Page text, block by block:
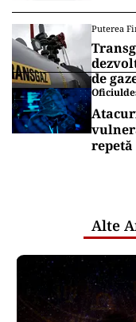
Puterea
de
repetă
Alte